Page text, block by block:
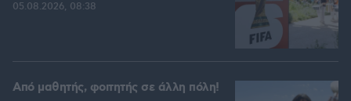
05.08.2026, 08:38
Από μαθητής, φοιτητής σε άλλη πόλη!